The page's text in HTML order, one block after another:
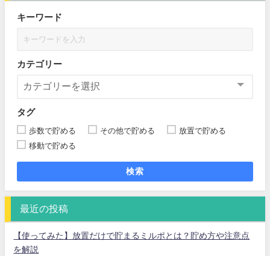
キーワード
カテゴリー
タグ
歩数で貯める その他で貯める
放置で貯める
移動で貯める
検索
最近の投稿
【使ってみた】放置だけで貯まるミルポとは？貯め方や注意点
を解説